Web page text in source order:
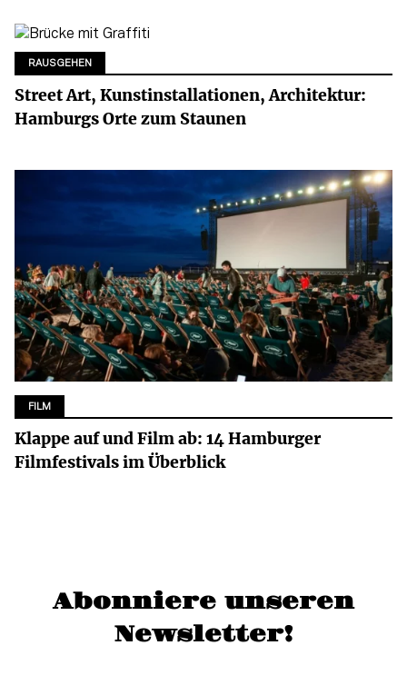
RAUSGEHEN
Street Art, Kunstinstallationen, Architektur:
Hamburgs Orte zum Staunen
FILM
Klappe auf und Film ab: 14 Hamburger
Filmfestivals im Überblick
Abonniere unseren
Newsletter!